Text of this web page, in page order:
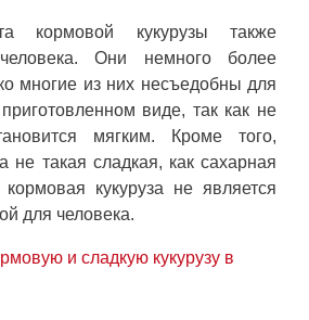
кормовой кукурузы также
Они немного более
многие из них несъедобны для
виде, так как не
мягким. Кроме того,
не такая сладкая, как сахарная
кормовая кукуруза не является
для человека.
и сладкую кукурузу в